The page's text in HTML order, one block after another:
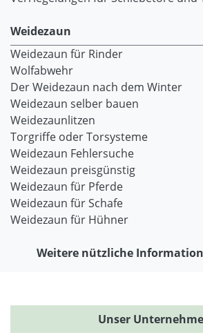
Weidezaun
Weidezaun für Rinder
Wolfabwehr
Der Weidezaun nach dem Winter
Weidezaun selber bauen
Weidezaunlitzen
Torgriffe oder Torsysteme
Weidezaun Fehlersuche
Weidezaun preisgünstig
Weidezaun für Pferde
Weidezaun für Schafe
Weidezaun für Hühner
Weitere nützliche
Unser